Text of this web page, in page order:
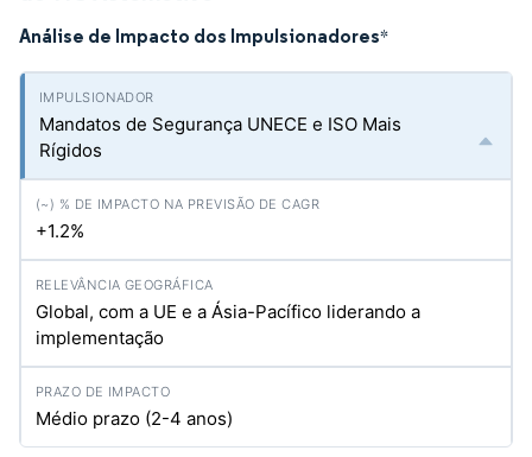
Análise de Impacto dos Impulsionadores*
Mandatos de Segurança UNECE e ISO Mais
Rígidos
+1.2%
Global, com a UE e a Ásia-Pacífico liderando a
implementação
Médio prazo (2-4 anos)